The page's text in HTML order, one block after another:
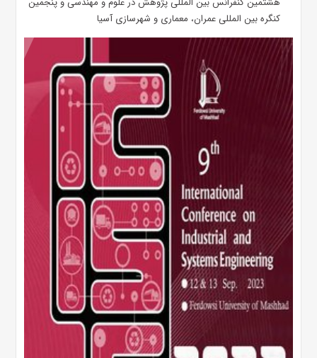
کنگره بین المللی عمران، معماری و شهرسازی آسیا